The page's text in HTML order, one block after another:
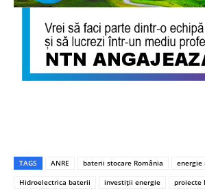
TAGS ANRE baterii stocare România
energie
Hidroelectrica baterii
investiții energie
proiecte